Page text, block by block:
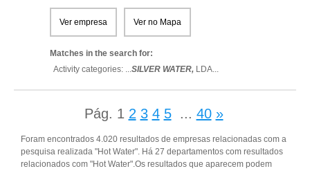
Ver empresa Ver no Mapa
Matches in the search for:
Activity categories: ...SILVER WATER, LDA...
Pág. 1 2 3 4 5 ... 40 »
Foram encontrados 4.020 resultados de empresas relacionadas com a
pesquisa realizada "Hot Water". Há 27 departamentos com resultados
relacionados com "Hot Water".Os resultados que aparecem podem